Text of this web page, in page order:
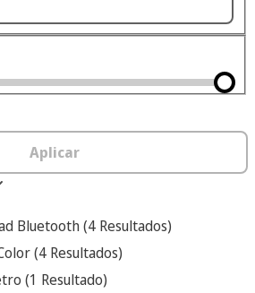
Aplicar
Bluetooth (4 Resultados)
(4 Resultados)
(1 Resultado)